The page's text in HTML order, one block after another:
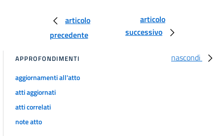
INDIRETTE SUI CONSUMI.
STRUTTURA E ALIQUOTE DELLE ACCISE
SUGLI OLI MINERALI
19
20
ARMONIZZAZIONE DELLA DISCIPLINA DELLE ACCISE SU OLI MINERALI,
articolo
precedente
articolo
successivo
nascondi
APPROFONDIMENTI
aggiornamenti all'atto
atti aggiornati
atti correlati
note atto